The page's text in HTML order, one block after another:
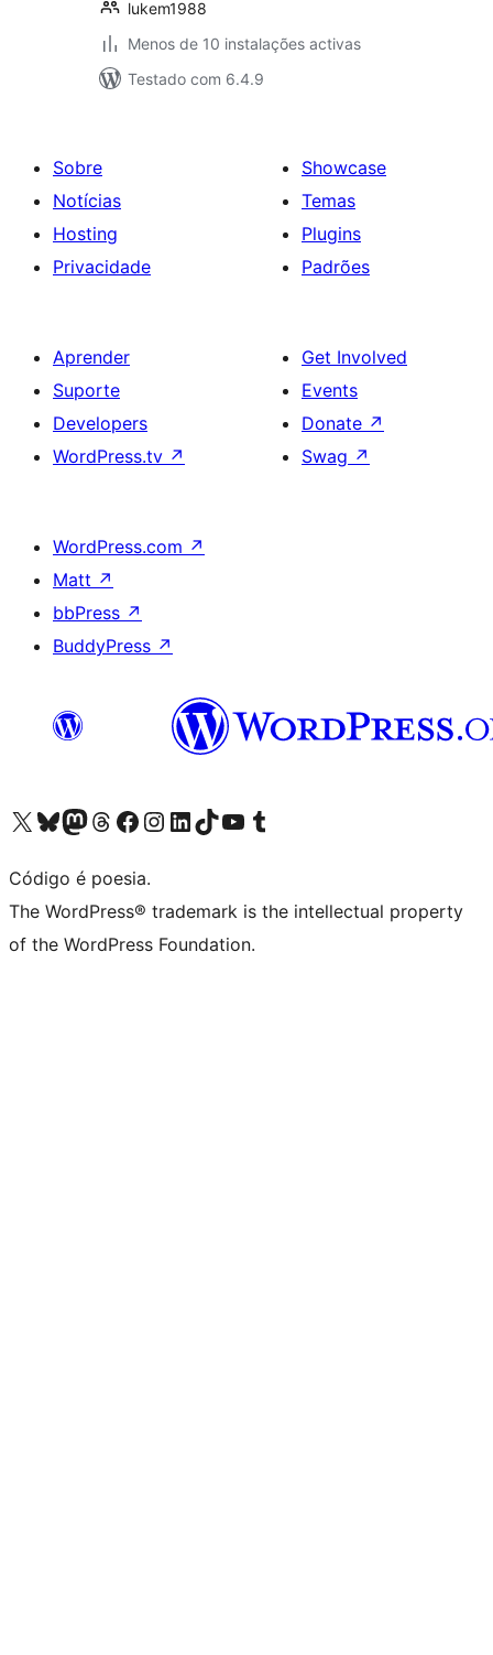
lukem1988
Menos de 10 instalações activas
Testado com 6.4.9
Sobre
Notícias
Hosting
Privacidade
Showcase
Temas
Plugins
Padrões
Aprender
Suporte
Developers
WordPress.tv ↗
Get Involved
Events
Donate ↗
Swag ↗
WordPress.com ↗
Matt ↗
bbPress ↗
BuddyPress ↗
Visite a nossa conta X (antigo Twitter)
Visit our Bluesky account
Visit our Mastodon account
Visit our Threads account
Visite a nossa página do Facebook
Visite a nossa conta no Instagram
Visite a nossa conta no LinkedIn
Visit our TikTok account
Visit our YouTube channel
Visit our Tumblr account
Código é poesia.
The WordPress® trademark is the intellectual property
of the WordPress Foundation.